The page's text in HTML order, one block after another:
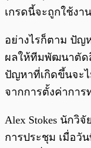
เกรดนี้จะถูกใช้งา
อย่างไรก็ตาม ปัญ
ผลให้ทีมพัฒนาตัด
ปัญหาที่เกิดขึ้นจะไ
จากการตั้งค่ากา
Alex Stokes นักวิจั
การประชุม เมื่อวั